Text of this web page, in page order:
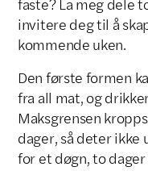
faste? La meg dele
invitere deg til å
kommende uken.
Den første formen
fra all mat, og
Maksgrensen
dager, så deter ikke
for et døgn, to